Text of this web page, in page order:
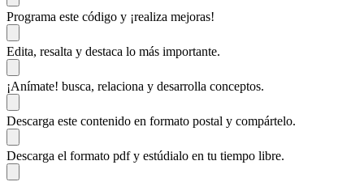
Programa este código y ¡realiza mejoras!
Edita, resalta y destaca lo más importante.
¡Anímate! busca, relaciona y desarrolla conceptos.
Descarga este contenido en formato postal y compártelo.
Descarga el formato pdf y estúdialo en tu tiempo libre.